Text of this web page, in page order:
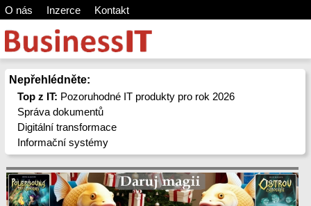
O nás Inzerce Kontakt
Nepřehlédněte:
Top z IT: Pozoruhodné IT produkty pro rok 2026
Správa dokumentů
Digitální transformace
Informační systémy